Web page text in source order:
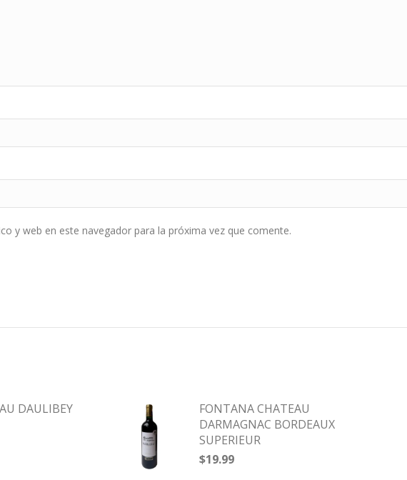
y web en este navegador para la próxima vez que comente.
DAULIBEY
FONTANA CHATEAU
DARMAGNAC BORDEAUX
SUPERIEUR
$19.99